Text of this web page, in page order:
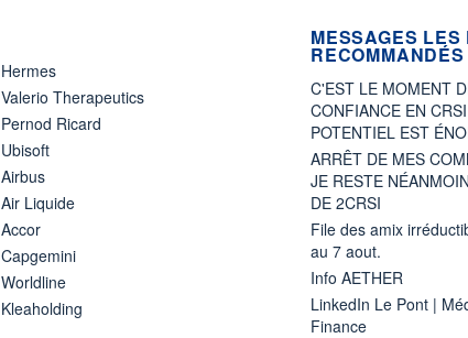
Hermes
Valerio Therapeutics
Pernod Ricard
Ubisoft
Airbus
Air Liquide
Accor
Capgemini
Worldline
Kleaholding
MESSAGES LES
RECOMMANDÉS
C'EST LE MOMENT
CONFIANCE EN
POTENTIEL EST
ARRÊT DE MES
JE RESTE
DE 2CRSI
File des amix
au 7 aout.
Info AETHER
LinkedIn Le Pont |
Finance